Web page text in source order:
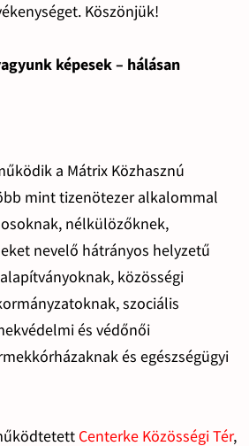
Köszönjük!
képesek – hálásan
a Mátrix Közhasznú
mint tizenötezer alkalommal
nélkülözőknek,
nevelő hátrányos helyzetű
közösségi
szociális
és védőnői
és egészségügyi
Centerke Közösségi Tér,